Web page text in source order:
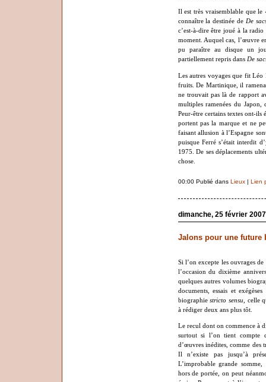
Il est très vraisemblable que
connaître la destinée deDe
c’est-à-dire être joué à la
moment. Auquel cas, l’œuvre
pu paraître au disque un
partiellement repris dans De
Les autres voyages que fit Léo
fruits. De Martinique, il
ne trouvait pas là de rapport
multiples ramenées du Japon,
Peur-être certains textes ont-ils
portent pas la marque et ne
faisant allusion à l’Espagne
puisque Ferré s’était interdit
1975. De ses déplacements
chose.
00:00 Publié dans Lieux| Lien
dimanche, 25 février 2007
Jalons pour une future
Si l’on excepte les ouvrages
l’occasion du dixième
quelques autres volumes
documents, essais et
biographiestricto sensu , celle
à rédiger deux ans plus tôt.
Le recul dont on commence à
surtout si l’on tient compte
d’œuvres inédites, comme des
Il n’existe pas jusqu’à
L’improbable grande
hors de portée, on peut